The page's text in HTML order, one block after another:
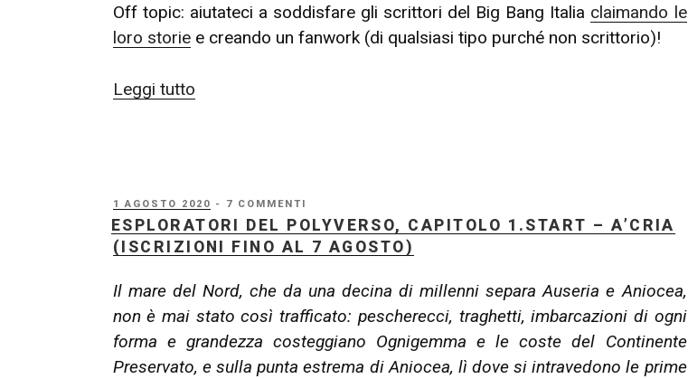
Off topic: aiutateci a soddisfare gli scrittori del Big Bang Italia claimando le
loro storiee creando un fanwork (di qualsiasi tipo purché non scrittorio)!
Leggi tutto“Esploratori
–
Calendario
Informazioni”
PUBBLICATO
IL
1 AGOSTO 2020 - 7 COMMENTI
ESPLORATORI DEL POLYVERSO, CAPITOLO 1.START – A’CRIA
(ISCRIZIONI FINO AL 7 AGOSTO)
Il mare del Nord, che da una decina di millenni separa Auseria e Aniocea,
non è mai stato così trafficato: pescherecci, traghetti, imbarcazioni di ogni
forma e grandezza costeggiano Ognigemma e le coste del Continente
Preservato, e sulla punta estrema di Aniocea, lì dove si intravedono le prime